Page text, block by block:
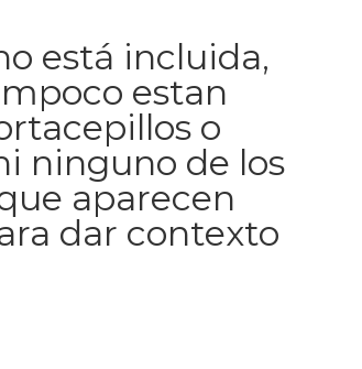
está incluida,
estan
o
ninguno de los
aparecen
dar contexto